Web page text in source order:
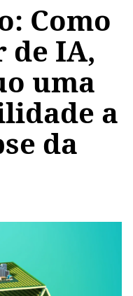
Como
de IA,
uma
a
da